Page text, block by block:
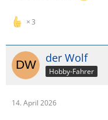
3
der Wolf
Hobby-Fahrer
14. April 2026